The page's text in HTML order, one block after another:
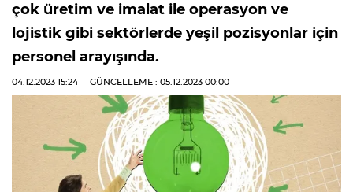
çok üretim ve imalat ile operasyon ve
lojistik gibi sektörlerde yeşil pozisyonlar için
personel arayışında.
04.12.2023 15:24 GÜNCELLEME : 05.12.2023 00:00